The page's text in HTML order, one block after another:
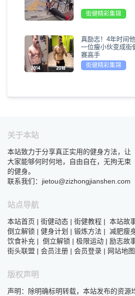
街健精彩集锦
真励志！4年时间
一位瘦小伙变成街
赛高手
街健精彩集锦
关于本站
本站致力于分享真正实用的健身方法，让
大家能够何时何地，自由自在，无拘无束
的健身。
联系我们：jietou@zizhongjianshen.com
站点导航
本站首页 | 街健动态 | 街健教程 | 本站故
倒立解锁 | 健身计划 | 锻炼方法 | 减肥瘦
饮食补充 | 倒立解锁 | 极限运动 | 励志故
街头联盟 | 会员注册 | 会员登录 | 网站地图
版权声明
声明：除明确标明转载，本站发布的资源